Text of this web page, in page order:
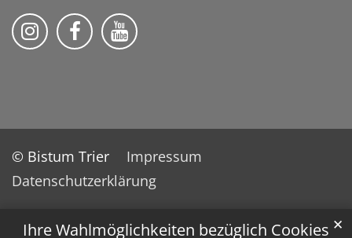
Ihre Wahlmöglichkeiten bezüglich Cookies ✕
Bistum Trier auf Instragram
Die Pfarrei auf Facebook
Die Pfarrei auf YouTube
© Bistum Trier
Impressum
Datenschutzerklärung